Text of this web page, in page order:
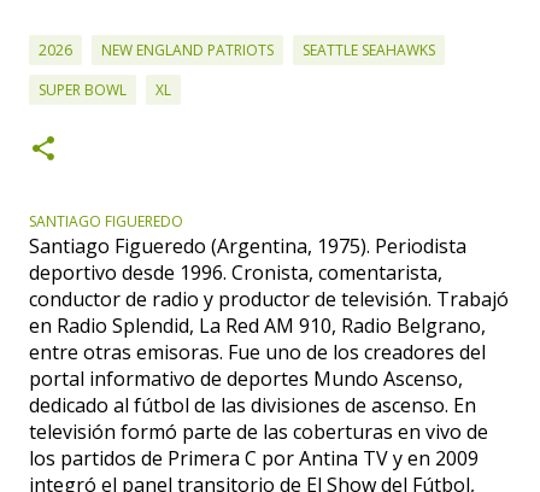
2026 NEW ENGLAND PATRIOTS
SEATTLE SEAHAWKS
SUPER BOWL
XL
SANTIAGO FIGUEREDO
Santiago Figueredo (Argentina, 1975). Periodista
deportivo desde 1996. Cronista, comentarista,
conductor de radio y productor de televisión. Trabajó
en Radio Splendid, La Red AM 910, Radio Belgrano,
entre otras emisoras. Fue uno de los creadores del
portal informativo de deportes Mundo Ascenso,
dedicado al fútbol de las divisiones de ascenso. En
televisión formó parte de las coberturas en vivo de
los partidos de Primera C por Antina TV y en 2009
integró el panel transitorio de El Show del Fútbol,